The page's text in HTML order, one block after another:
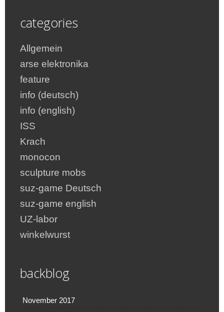
categories
Allgemein
arse elektronika
feature
info (deutsch)
info (english)
ISS
Krach
monocon
sculpture mobs
suz-game Deutsch
suz-game english
UZ-labor
winkelwurst
backblog
November 2017